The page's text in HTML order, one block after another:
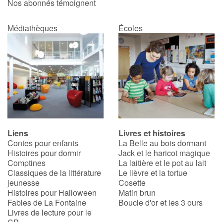
Apprendre les langues
Dyslexie, troubles de la lecture
Nos listes de lecture
Les plus lus
Coups de coeur
Nos abonnés témoignent
Médiathèques Écoles
Liens
Contes pour enfants
Histoires pour dormir
Comptines
Classiques de la littérature
jeunesse
Histoires pour Halloween
Fables de La Fontaine
Livres de lecture pour le
Livres et histoires
La Belle au bois dormant
Jack et le haricot magique
La laitière et le pot au lait
Le lièvre et la tortue
Cosette
Matin brun
Boucle d'or et les 3 ours